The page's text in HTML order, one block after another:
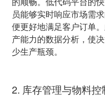
员能够实时响应市场需
便更好地满足客户订单
产能力的数据分析，使
少生产瓶颈。
2. 库存管理与物料控